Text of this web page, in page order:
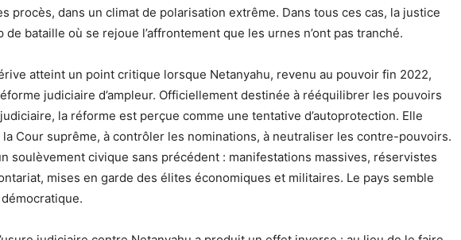
procès, dans un climat de polarisation extrême. Dans tous ces cas, la justice
de bataille où se rejoue l’affrontement que les urnes n’ont pas tranché.
atteint un point critique lorsque Netanyahu, revenu au pouvoir fin 2022,
judiciaire d’ampleur. Officiellement destinée à rééquilibrer les pouvoirs
la réforme est perçue comme une tentative d’autoprotection. Elle
Cour suprême, à contrôler les nominations, à neutraliser les contre-pouvoirs.
soulèvement civique sans précédent : manifestations massives, réservistes
mises en garde des élites économiques et militaires. Le pays semble